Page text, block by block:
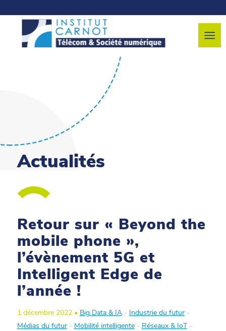
Actualités
Retour sur « Beyond the
mobile phone »,
l’évènement 5G et
Intelligent Edge de
l’année !
1 décembre 2022 • Big Data & IA- Industrie du futur-
Médias du futur- Mobilité intelligente- Réseaux & IoT-